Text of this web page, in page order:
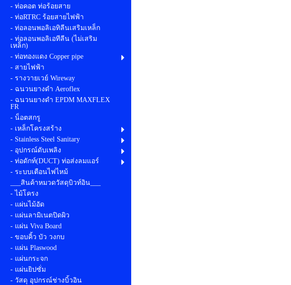
- ท่อคอต ท่อร้อยสาย
- ท่อRTRC ร้อยสายไฟฟ้า
- ท่อลอนพอลิเอทิลีนเสริมเหล็ก
- ท่อลอนพอลิเอทีลีน (ไม่เสริม
เหล็ก)
- ท่อทองแดง Copper pipe
- สายไฟฟ้า
- รางวายเวย์ Wireway
- ฉนวนยางดำ Aeroflex
- ฉนวนยางดำ EPDM MAXFLEX
FR
- น็อตสกรู
- เหล็กโครงสร้าง
- Stainless Steel Sanitary
- อุปกรณ์ดับเพลิง
- ท่อดักท์(DUCT) ท่อส่งลมแอร์
- ระบบเตือนไฟไหม้
___สินค้าหมวดวัสดุบิวท์อิน___
- ไม้โครง
- แผ่นไม้อัด
- แผ่นลามิเนตปิดผิว
- แผ่น Viva Board
- ขอบคิ้ว บัว วงกบ
- แผ่น Plaswood
- แผ่นกระจก
- แผ่นยิปซั่ม
- วัสดุ อุปกรณ์ช่างบิ้วอิน